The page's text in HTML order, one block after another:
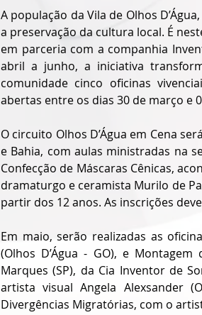
A população da Vila de Olhos
a preservação da cultura local. É
em parceria com a companhia
abril a junho, a iniciativa
comunidade cinco oficinas
abertas entre os dias 30 de março e
O circuito Olhos D’Água em Cena
e Bahia, com aulas ministradas na
Confecção de Máscaras Cênicas,
dramaturgo e ceramista Murilo de
partir dos 12 anos. As inscrições
Em maio, serão realizadas as
(Olhos D’Água - GO), e
Marques (SP), da Cia Inventor de
artista visual Angela Alexsander
Divergências Migratórias, com o